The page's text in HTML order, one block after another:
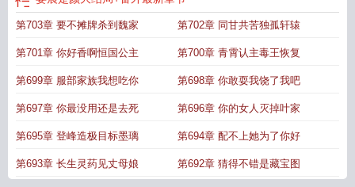
第703章 要不摊牌杀到魏家 第702章 同甘共苦独孤轩辕
第701章 你好香啊恒国公主 第700章 青霄认主毒王恢复
第699章 服部家族我想吃你 第698章 你敢耍我饶了我吧
第697章 你最没用还是去死 第696章 你的女人灭掉叶家
第695章 登峰造极目标墨璃 第694章 配不上她为了你好
第693章 长生灵药见丈母娘 第692章 猜得不错是藏宝图